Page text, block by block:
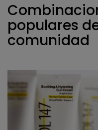
populares
comunidad